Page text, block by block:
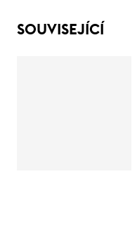
SOUVISEJÍCÍ